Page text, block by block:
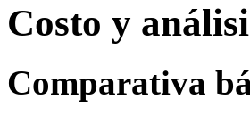
Costo y
Comparativa